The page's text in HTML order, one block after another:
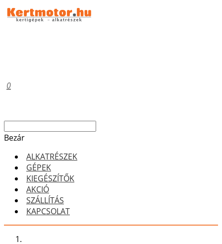
0
Bezár
ALKATRÉSZEK
GÉPEK
KIEGÉSZÍTŐK
AKCIÓ
SZÁLLÍTÁS
KAPCSOLAT